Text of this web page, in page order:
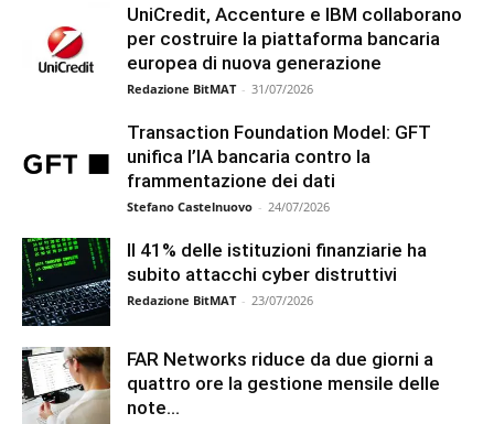
UniCredit, Accenture e IBM collaborano
per costruire la piattaforma bancaria
europea di nuova generazione
Redazione BitMAT - 31/07/2026
Transaction Foundation Model: GFT
unifica l’IA bancaria contro la
frammentazione dei dati
Stefano Castelnuovo - 24/07/2026
Il 41% delle istituzioni finanziarie ha
subito attacchi cyber distruttivi
Redazione BitMAT - 23/07/2026
FAR Networks riduce da due giorni a
quattro ore la gestione mensile delle
note...